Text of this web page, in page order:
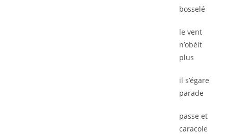
bosselé
le vent
n’obéit
plus
il s’égare
parade
passe et
caracole